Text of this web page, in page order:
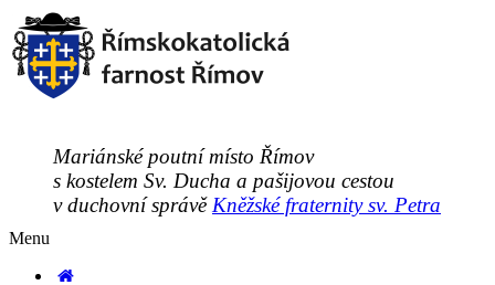
Mariánské poutní místo Římov
s kostelem Sv. Ducha a pašijovou cestou
v duchovní správě Kněžské fraternity sv. Petra
Menu